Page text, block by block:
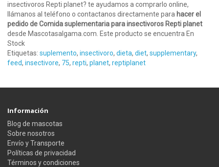
insectivoros Repti planet? te ayudamos a comprarlo online,
llámanos al teléfono o contactanos directamente para hacer el
pedido de Comida suplementaria para insectivoros Repti planet
desde Mascotasalgama.com. Este producto se encuentra En
Stock
Etiquetas: suplemento, insectivoro, dieta, diet, supplementary,
feed, insectivore, 75, repti, planet, reptiplanet
Información
Blog de mascotas
Sobre nosotros
Envío y Transporte
Políticas de privacidad
Términos y condiciones